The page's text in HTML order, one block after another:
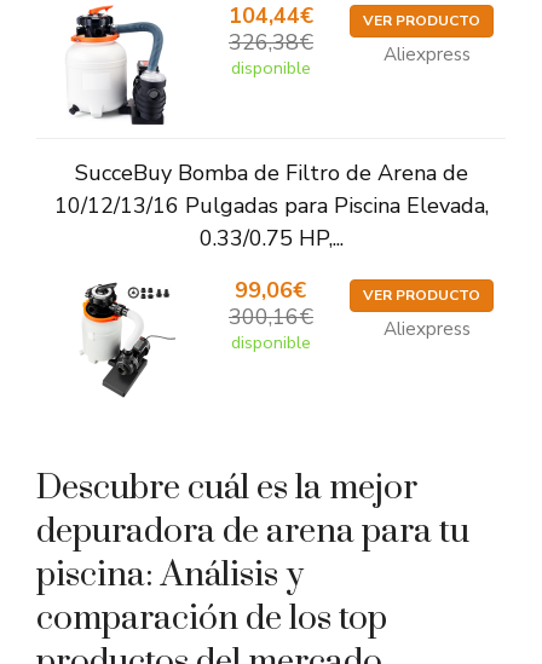
104,44€
326,38€
disponible
VER PRODUCTO
Aliexpress
SucceBuy Bomba de Filtro de Arena de
10/12/13/16 Pulgadas para Piscina Elevada,
0.33/0.75 HP,...
99,06€
300,16€
disponible
VER PRODUCTO
Aliexpress
Descubre cuál es la mejor
depuradora de arena para tu
piscina: Análisis y
comparación de los top